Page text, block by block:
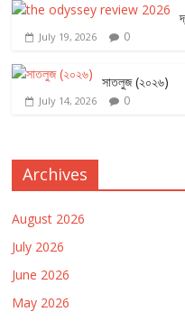
July 19, 2026 0
সাতলুজ (২০২৬)
July 14, 2026 0
Archives
August 2026
July 2026
June 2026
May 2026